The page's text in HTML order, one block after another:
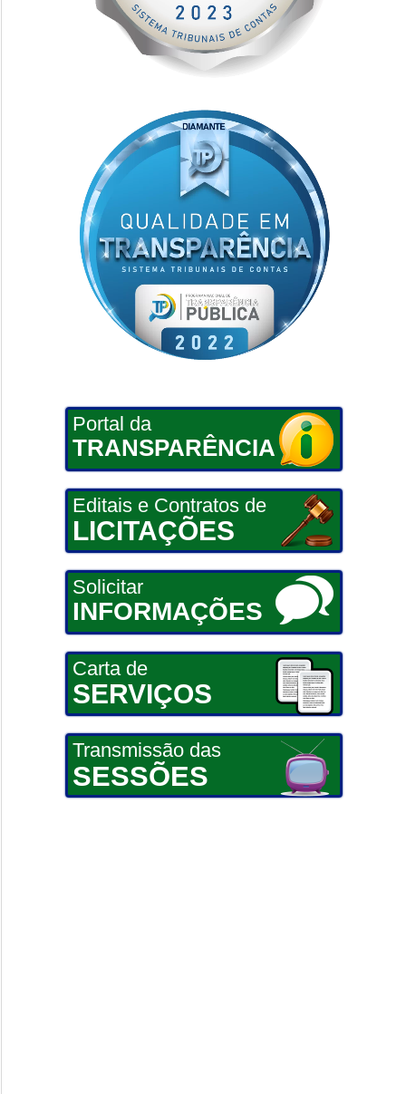
Portal da
TRANSPARÊNCIA
Editais e Contratos de
LICITAÇÕES
Solicitar
INFORMAÇÕES
Carta de
SERVIÇOS
Transmissão das
SESSÕES